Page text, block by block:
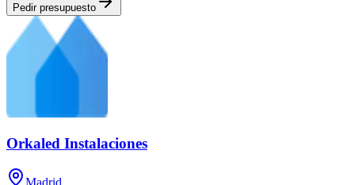
Pedir presupuesto
Orkaled Instalaciones